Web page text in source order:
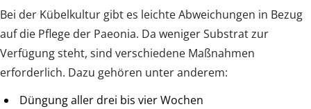
Bei der Kübelkultur gibt es leichte Abweichungen in Bezug
auf die Pflege der Paeonia. Da weniger Substrat zur
Verfügung steht, sind verschiedene Maßnahmen
erforderlich. Dazu gehören unter anderem:
Düngung aller drei bis vier Wochen